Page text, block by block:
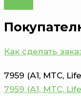
Как сделать
7959 (А1, MTC,
7959 (А1, MTC,